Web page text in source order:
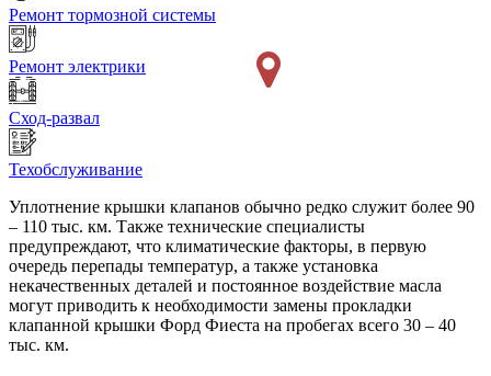
Ремонт тормозной системы
Ремонт электрики
Сход-развал
Техобслуживание
Уплотнение крышки клапанов обычно редко служит более 90
– 110 тыс. км. Также технические специалисты
предупреждают, что климатические факторы, в первую
очередь перепады температур, а также установка
некачественных деталей и постоянное воздействие масла
могут приводить к необходимости замены прокладки
клапанной крышки Форд Фиеста на пробегах всего 30 – 40
тыс. км.